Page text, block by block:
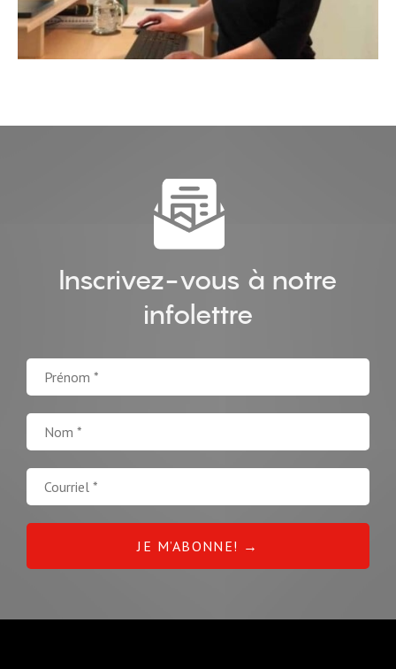
Inscrivez-vous à notre
infolettre